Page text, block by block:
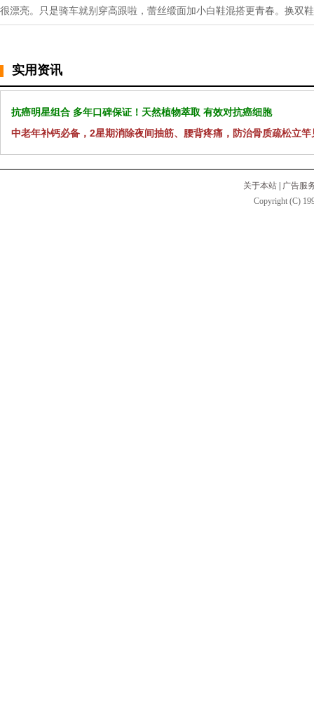
很漂亮。只是骑车就别穿高跟啦，蕾丝缎面加小白鞋混搭更青春。换双
实用资讯
抗癌明星组合 多年口碑保证！天然植物萃取 有效对抗癌细胞
中老年补钙必备，2星期消除夜间抽筋、腰背疼痛，防治骨质疏松立竿
关于本站
广告服
Copyright (C)